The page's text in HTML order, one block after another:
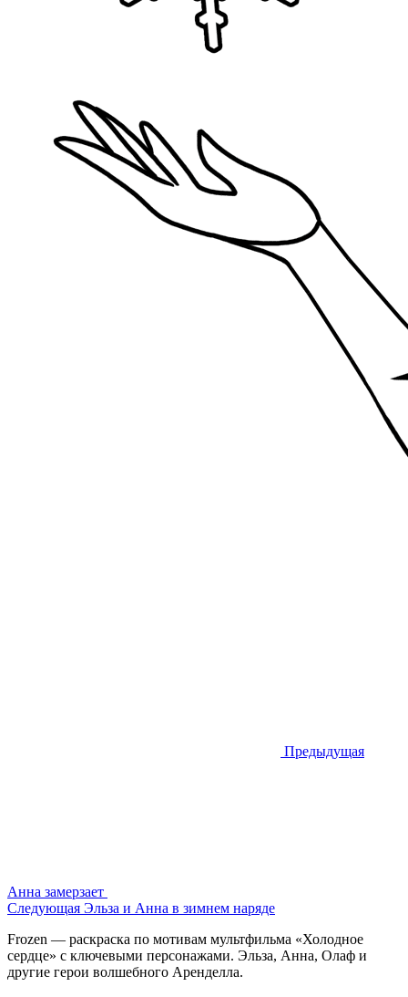
Предыдущая
Анна замерзает
Следующая Эльза и Анна в зимнем наряде
Frozen — раскраска по мотивам мультфильма «Холодное
сердце» с ключевыми персонажами. Эльза, Анна, Олаф и
другие герои волшебного Аренделла.